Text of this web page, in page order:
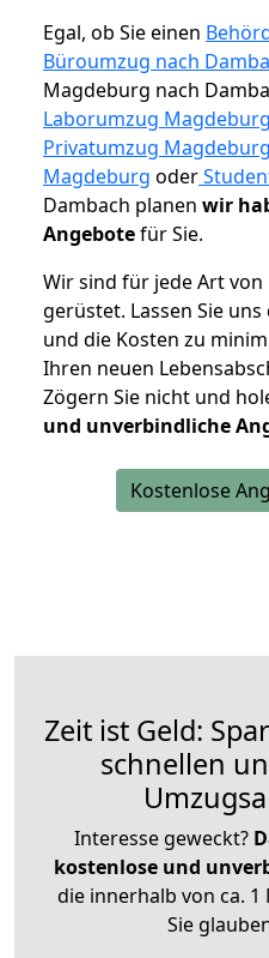
Egal, ob Sie einen
Büroumzug nach
Magdeburg nach
Laborumzug Magdeburg
Privatumzug Magdeburg
Magdeburg oder
Dambach planen wir
Angebotefür Sie.
Wir sind für jede Art
gerüstet. Lassen Sie
und die Kosten zu
Ihren neuen
Zögern Sie nicht und
und unverbindliche
Kostenlose
Zeit ist Geld:
schnellen
Interesse geweckt?
kostenlose und
die innerhalb von ca.
Sie